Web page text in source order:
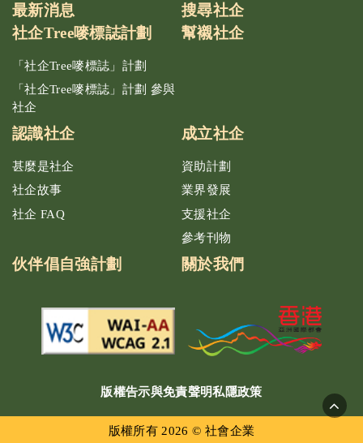
最新消息
搜尋社企
社企Tree嘜標誌計劃
「社企Tree嘜標誌」計劃
「社企Tree嘜標誌」計劃 參與
社企
幫襯社企
認識社企
甚麼是社企
社企故事
社企 FAQ
成立社企
資助計劃
業界發展
支援社企
參考刊物
伙伴倡自強計劃 關於我們
版權告示與免責聲明私隱政策
版權所有 2026 © 社會企業